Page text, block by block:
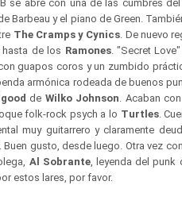
se abre con una de las cumbres
Barbeau y el piano de Green.
The Cramps y Cynics. De nuevo
hasta de los Ramones. "Secret
guapos coros y un zumbido
armónica rodeada de buenos
de Wilko Johnson. Acaban
folk-rock psych a lo Turtles.
muy guitarrero y claramente
Buen gusto, desde luego. Otra vez
Al Sobrante, leyenda del punk
estos lares, por favor.